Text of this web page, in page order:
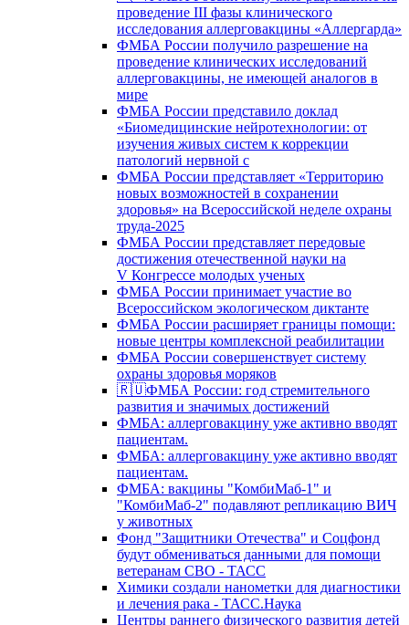
проведение III фазы клинического
исследования аллерговакцины «Аллергарда»
ФМБА России получило разрешение на
проведение клинических исследований
аллерговакцины, не имеющей аналогов в
мире
ФМБА России представило доклад
«Биомедицинские нейротехнологии: от
изучения живых систем к коррекции
патологий нервной с
ФМБА России представляет «Территорию
новых возможностей в сохранении
здоровья» на Всероссийской неделе охраны
труда-2025
ФМБА России представляет передовые
достижения отечественной науки на
V Конгрессе молодых ученых
ФМБА России принимает участие во
Всероссийском экологическом диктанте
ФМБА России расширяет границы помощи:
новые центры комплексной реабилитации
ФМБА России совершенствует систему
охраны здоровья моряков
🇷🇺ФМБА России: год стремительного
развития и значимых достижений
ФМБА: аллерговакцину уже активно вводят
пациентам.
ФМБА: аллерговакцину уже активно вводят
пациентам.
ФМБА: вакцины "КомбиМаб-1" и
"КомбиМаб-2" подавляют репликацию ВИЧ
у животных
Фонд "Защитники Отечества" и Соцфонд
будут обмениваться данными для помощи
ветеранам СВО - ТАСС
Химики создали нанометки для диагностики
и лечения рака - ТАСС.Наука
Центры раннего физического развития детей